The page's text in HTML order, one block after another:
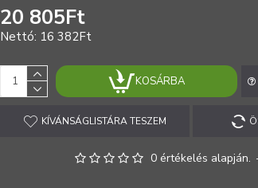
0 értékelés alapján.
20 805Ft
Nettó: 16 382Ft
KOSÁRBA
KÍVÁNSÁGLISTÁRA TESZEM